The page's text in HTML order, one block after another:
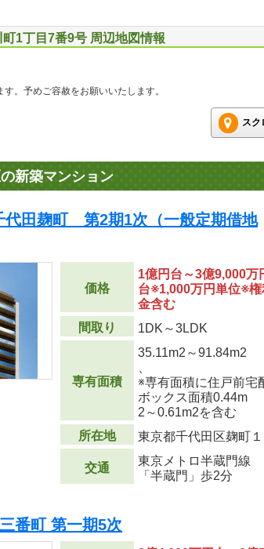
1丁目7番9号 周辺地図情報
。予めご容赦をお願いいたします。
スク
新築マンション
代田麹町 第2期1次（一般定期借地
価格
1億円台～3億9,000万
台※1,000万円単位※権
金含む
間取り
1DK～3LDK
専有面積
35.11m2 ～91.84m2
※専有面積に住戸前宅
ボックス面積0.44m
2 ～0.61m2を含む
所在地
東京都千代田区麹町１
交通
東京メトロ半蔵門線
「半蔵門」歩2分
番町 第一期5次